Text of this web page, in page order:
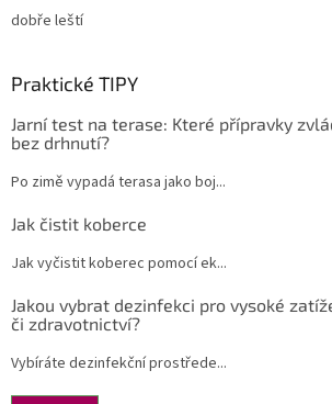
dobře leští
Praktické TIPY
Jarní test na terase: Které přípravky
bez drhnutí?
Po zimě vypadá terasa jako boj...
Jak čistit koberce
Jak vyčistit koberec pomocí ek...
Jakou vybrat dezinfekci pro vysoké
či zdravotnictví?
Vybíráte dezinfekční prostřede...